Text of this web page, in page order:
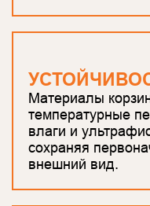
Материалы
температурные
влаги и
сохраняя
внешний вид.